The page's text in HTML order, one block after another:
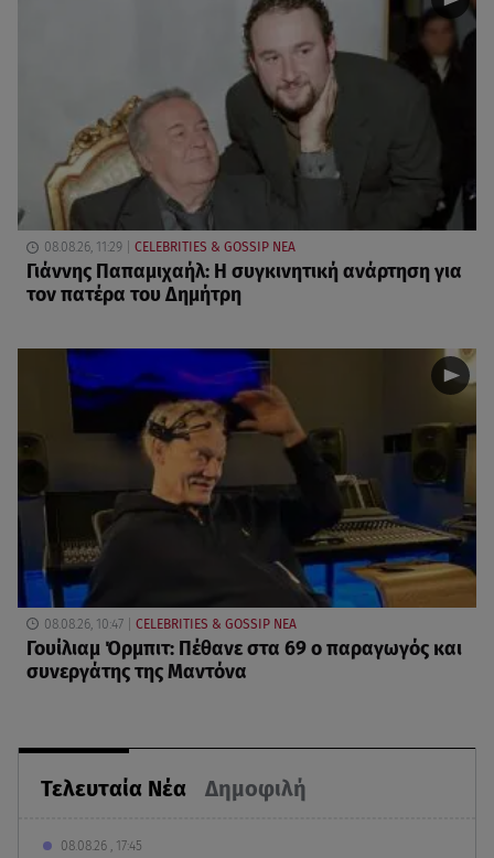
Τελευταία Νέα Δημοφιλή
08.08.26 , 17:45
08.08.26, 11:29 CELEBRITIES & GOSSIP ΝΕΑ
Γιάννης Παπαμιχαήλ: Η συγκινητική ανάρτηση για
τον πατέρα του Δημήτρη
08.08.26, 10:47 CELEBRITIES & GOSSIP ΝΕΑ
Γουίλιαμ Όρμπιτ: Πέθανε στα 69 ο παραγωγός και
συνεργάτης της Μαντόνα